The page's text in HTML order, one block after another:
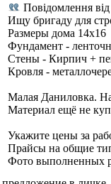
Повідомлення від
Ищу бригаду для
Размеры дома 14х16
Фундамент -
Стены - Кирпич +
Кровля -
Малая Даниловка.
Материал ещё не
Укажите цены за
Прайсы на общие
Фото выполненных